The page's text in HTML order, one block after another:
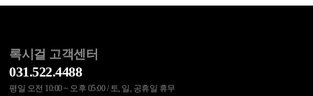
록시걸 고객센터
031.522.4488
평일 오전 10:00 ~ 오후 05:00 / 토, 일, 공휴일 휴무